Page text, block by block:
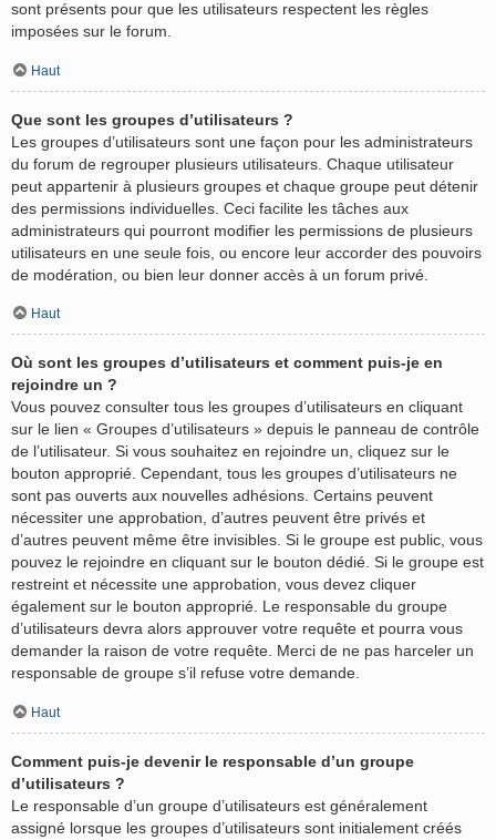
sont présents pour que les utilisateurs respectent les règles
imposées sur le forum.
Haut
Que sont les groupes d’utilisateurs ?
Les groupes d’utilisateurs sont une façon pour les administrateurs
du forum de regrouper plusieurs utilisateurs. Chaque utilisateur
peut appartenir à plusieurs groupes et chaque groupe peut détenir
des permissions individuelles. Ceci facilite les tâches aux
administrateurs qui pourront modifier les permissions de plusieurs
utilisateurs en une seule fois, ou encore leur accorder des pouvoirs
de modération, ou bien leur donner accès à un forum privé.
Haut
Où sont les groupes d’utilisateurs et comment puis-je en
rejoindre un ?
Vous pouvez consulter tous les groupes d’utilisateurs en cliquant
sur le lien « Groupes d’utilisateurs » depuis le panneau de contrôle
de l’utilisateur. Si vous souhaitez en rejoindre un, cliquez sur le
bouton approprié. Cependant, tous les groupes d’utilisateurs ne
sont pas ouverts aux nouvelles adhésions. Certains peuvent
nécessiter une approbation, d’autres peuvent être privés et
d’autres peuvent même être invisibles. Si le groupe est public, vous
pouvez le rejoindre en cliquant sur le bouton dédié. Si le groupe est
restreint et nécessite une approbation, vous devez cliquer
également sur le bouton approprié. Le responsable du groupe
d’utilisateurs devra alors approuver votre requête et pourra vous
demander la raison de votre requête. Merci de ne pas harceler un
responsable de groupe s’il refuse votre demande.
Haut
Comment puis-je devenir le responsable d’un groupe
d’utilisateurs ?
Le responsable d’un groupe d’utilisateurs est généralement
assigné lorsque les groupes d’utilisateurs sont initialement créés